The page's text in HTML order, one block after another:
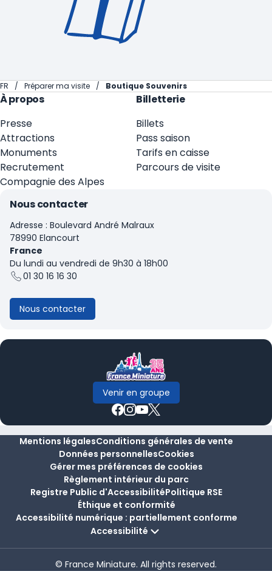
FR Préparer ma visite Boutique Souvenirs
À propos
Presse
Attractions
Monuments
Recrutement
Compagnie des Alpes
Billetterie
Billets
Pass saison
Tarifs en caisse
Parcours de visite
Nous contacter
Adresse : Boulevard André Malraux
78990 Elancourt
France
Du lundi au vendredi de 9h30 à 18h00
01 30 16 16 30
Nous contacter
Venir en groupe
Mentions légalesConditions générales de vente
Données personnellesCookies
Gérer mes préférences de cookies
Règlement intérieur du parc
Registre Public d'AccessibilitéPolitique RSE
Éthique et conformité
Accessibilité numérique : partiellement conforme
Accessibilité
© France Miniature. All rights reserved.